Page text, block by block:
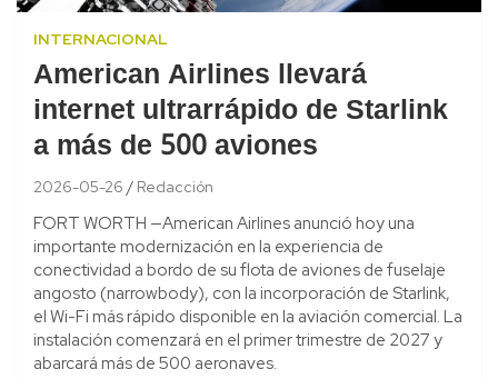
INTERNACIONAL
American Airlines llevará
internet ultrarrápido de Starlink
a más de 500 aviones
2026-05-26 Redacción
FORT WORTH —American Airlines anunció hoy una
importante modernización en la experiencia de
conectividad a bordo de su flota de aviones de fuselaje
angosto (narrowbody), con la incorporación de Starlink,
el Wi-Fi más rápido disponible en la aviación comercial. La
instalación comenzará en el primer trimestre de 2027 y
abarcará más de 500 aeronaves.